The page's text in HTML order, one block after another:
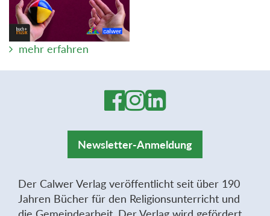
mehr erfahren
Newsletter-Anmeldung
Der Calwer Verlag veröffentlicht seit über 190
Jahren Bücher für den Religionsunterricht und